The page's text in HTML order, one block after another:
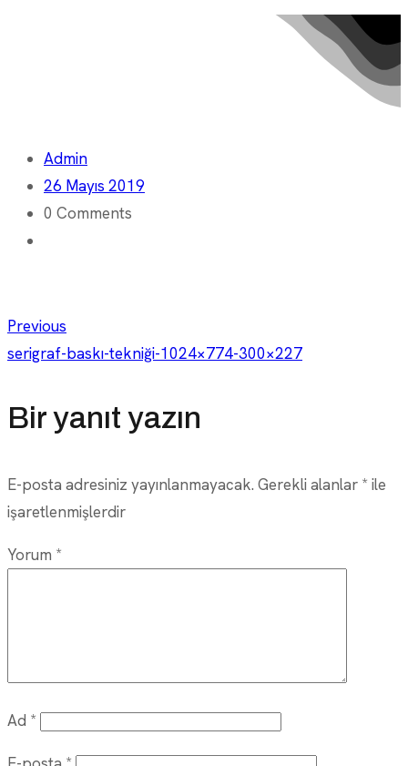
Admin
26 Mayıs 2019
0 Comments
Yazı
gezinmesi
Previous
serigraf-baskı-tekniği-1024×774-300×227
Bir yanıt yazın
E-posta adresiniz yayınlanmayacak. Gerekli alanlar * ile
işaretlenmişlerdir
Yorum *
Ad *